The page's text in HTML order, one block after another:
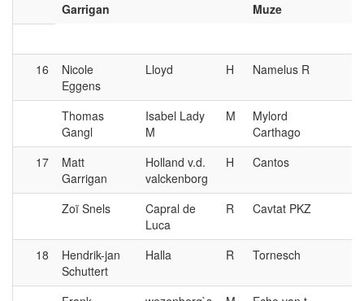
Garrigan
Muze
16
Nicole
Eggens
Lloyd H Namelus R
Thomas
Gangl
Isabel Lady
M
M
Mylord
Carthago
17
Matt
Garrigan
Holland v.d.
valckenborg
H Cantos
Zoï Snels
Capral de
Luca
R Cavtat PKZ
18
Hendrik-jan
Schuttert
Halla R Tornesch